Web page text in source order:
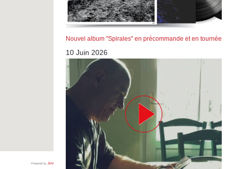
Powered by JEM
Nouvel album "Spirales" en précommande et en tournée
10 Juin 2026